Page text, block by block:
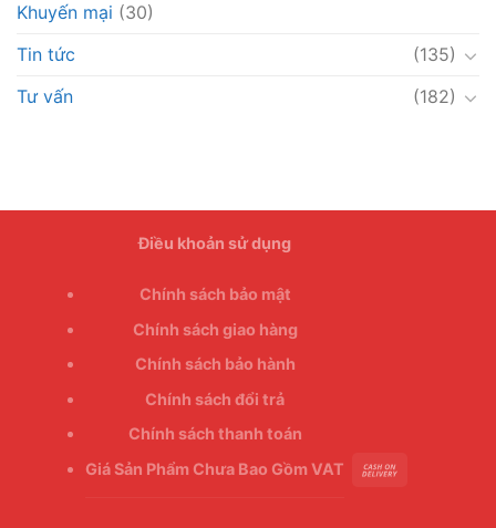
Khuyến mại (30)
Tin tức
(135)
Tư vấn
(182)
Điều khoản sử dụng
Chính sách bảo mật
Chính sách giao hàng
Chính sách bảo hành
Chính sách đổi trả
Chính sách thanh toán
Giá Sản Phẩm Chưa Bao Gồm VAT